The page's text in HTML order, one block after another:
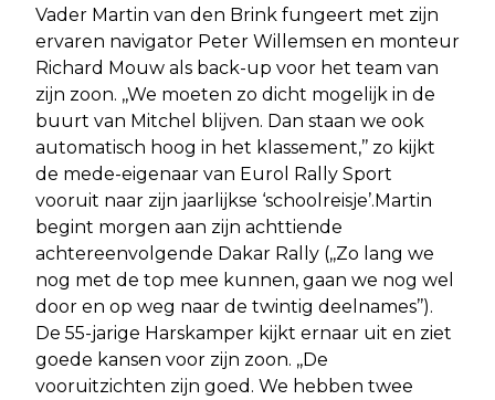
Vader Martin van den Brink fungeert met zijn
ervaren navigator Peter Willemsen en monteur
Richard Mouw als back-up voor het team van
zijn zoon. ,,We moeten zo dicht mogelijk in de
buurt van Mitchel blijven. Dan staan we ook
automatisch hoog in het klassement,’’ zo kijkt
de mede-eigenaar van Eurol Rally Sport
vooruit naar zijn jaarlijkse ‘schoolreisje’.Martin
begint morgen aan zijn achttiende
achtereenvolgende Dakar Rally (,,Zo lang we
nog met de top mee kunnen, gaan we nog wel
door en op weg naar de twintig deelnames’’).
De 55-jarige Harskamper kijkt ernaar uit en ziet
goede kansen voor zijn zoon. ,,De
vooruitzichten zijn goed. We hebben twee